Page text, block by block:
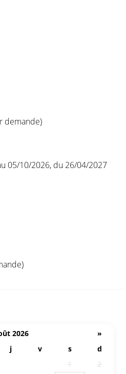
demande)
05/10/2026, du 26/04/2027
2026
»
j v s
d
1
2